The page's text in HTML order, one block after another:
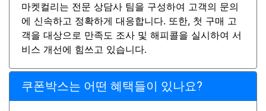
마켓컬리는 전문 상담사 팀을 구성하여 고객의 문의
에 신속하고 정확하게 대응합니다. 또한, 첫 구매 고
객을 대상으로 만족도 조사 및 해피콜을 실시하여 서
비스 개선에 힘쓰고 있습니다.
쿠폰박스는 어떤 혜택들이 있나요?